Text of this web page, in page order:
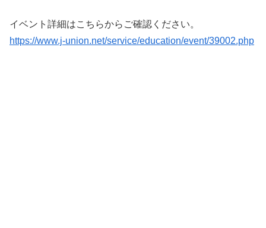
イベント詳細はこちらからご確認ください。
https://www.j-union.net/service/education/event/39002.php